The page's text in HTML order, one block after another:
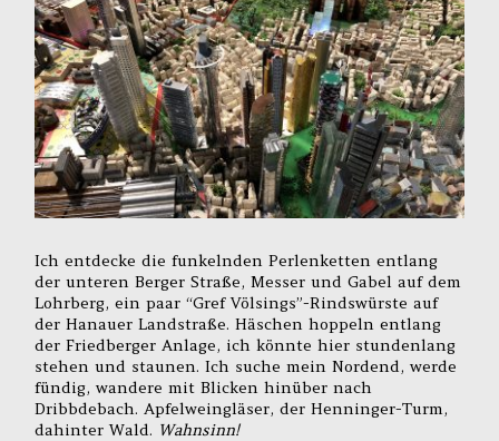
Ich entdecke die funkelnden Perlenketten entlang
der unteren Berger Straße, Messer und Gabel auf dem
Lohrberg, ein paar “Gref Völsings”-Rindswürste auf
der Hanauer Landstraße. Häschen hoppeln entlang
der Friedberger Anlage, ich könnte hier stundenlang
stehen und staunen. Ich suche mein Nordend, werde
fündig, wandere mit Blicken hinüber nach
Dribbdebach. Apfelweingläser, der Henninger-Turm,
dahinter Wald. Wahnsinn!